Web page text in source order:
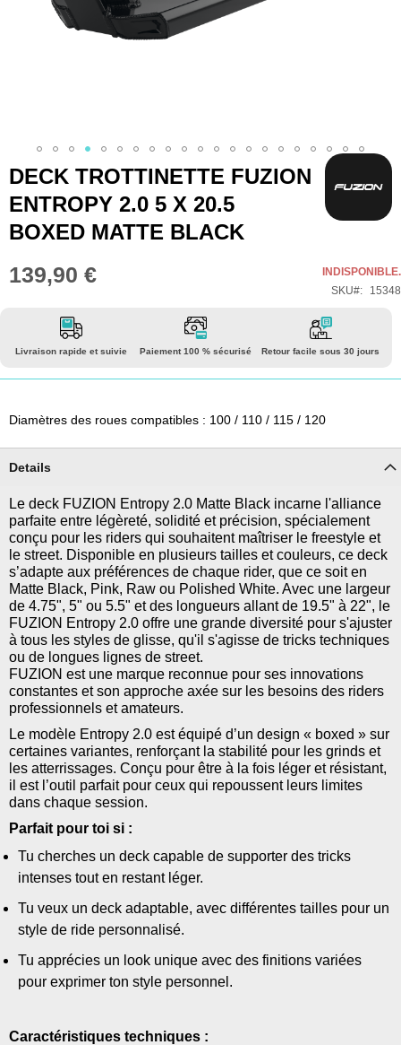
Skip
to
the
beginning
the
DECK TROTTINETTE FUZION
ENTROPY 2.0 5 X 20.5
BOXED MATTE BLACK
139,90 €
INDISPONIBLE.
SKU
15348
Livraison rapide et suivie Paiement 100 % sécurisé Retour facile sous 30 jours
Diamètres des roues compatibles : 100 / 110 / 115 / 120
Details
Le deck FUZION Entropy 2.0 Matte Black incarne l'alliance
parfaite entre légèreté, solidité et précision, spécialement
conçu pour les riders qui souhaitent maîtriser le freestyle et
le street. Disponible en plusieurs tailles et couleurs, ce deck
s’adapte aux préférences de chaque rider, que ce soit en
Matte Black, Pink, Raw ou Polished White. Avec une largeur
de 4.75", 5" ou 5.5" et des longueurs allant de 19.5" à 22", le
FUZION Entropy 2.0 offre une grande diversité pour s'ajuster
à tous les styles de glisse, qu'il s'agisse de tricks techniques
ou de longues lignes de street.
FUZION est une marque reconnue pour ses innovations
constantes et son approche axée sur les besoins des riders
professionnels et amateurs.
Le modèle Entropy 2.0 est équipé d’un design « boxed » sur
certaines variantes, renforçant la stabilité pour les grinds et
les atterrissages. Conçu pour être à la fois léger et résistant,
il est l’outil parfait pour ceux qui repoussent leurs limites
dans chaque session.
Parfait pour toi si :
Tu cherches un deck capable de supporter des tricks
intenses tout en restant léger.
Tu veux un deck adaptable, avec différentes tailles pour un
style de ride personnalisé.
Tu apprécies un look unique avec des finitions variées
pour exprimer ton style personnel.
Caractéristiques techniques :